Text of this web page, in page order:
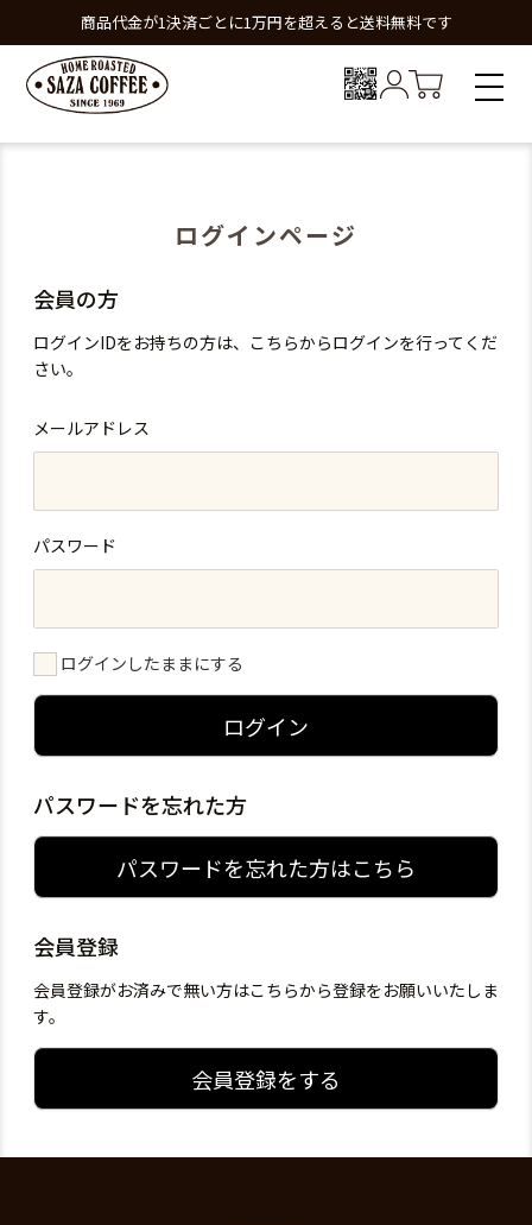
商品代金が1決済ごとに1万円を超えると送料無料です
ログインページ
会員の方
ログインIDをお持ちの方は、こちらからログインを行ってくだ
さい。
メールアドレス
パスワード
ログインしたままにする
ログイン
パスワードを忘れた方
パスワードを忘れた方はこちら
会員登録
会員登録がお済みで無い方はこちらから登録をお願いいたしま
す。
会員登録をする